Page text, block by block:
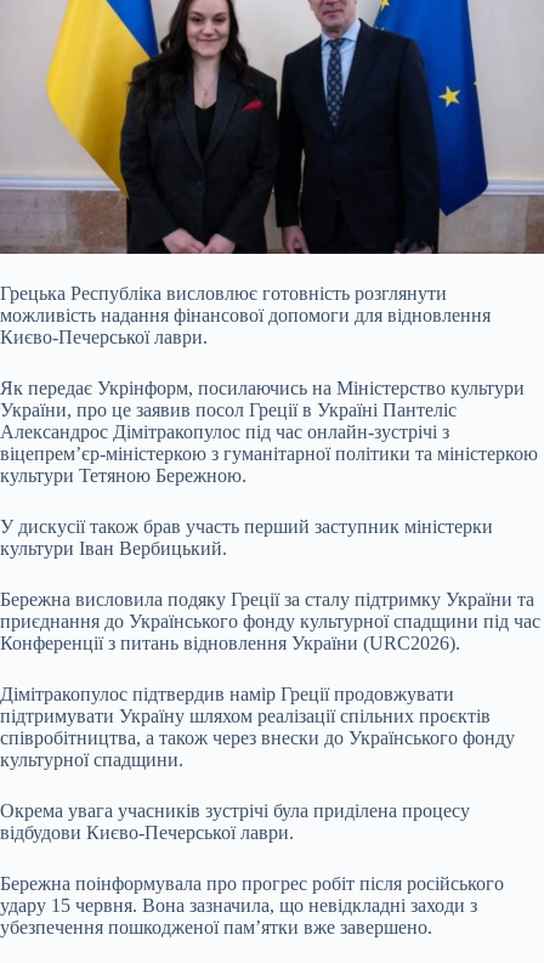
Грецька Республіка висловлює готовність розглянути
можливість надання фінансової допомоги для відновлення
Києво-Печерської лаври.
Як передає Укрінформ, посилаючись на Міністерство культури
України, про це заявив посол Греції в Україні Пантеліс
Александрос Дімітракопулос під час онлайн-зустрічі з
віцепрем’єр-міністеркою з гуманітарної політики та міністеркою
культури Тетяною Бережною.
У дискусії також брав участь перший заступник міністерки
культури Іван Вербицький.
Бережна висловила подяку Греції за сталу підтримку України та
приєднання до Українського фонду культурної спадщини під час
Конференції з питань відновлення України (URC2026).
Дімітракопулос підтвердив намір Греції продовжувати
підтримувати Україну шляхом реалізації спільних проєктів
співробітництва, а також через внески до Українського фонду
культурної спадщини.
Окрема увага учасників зустрічі була приділена процесу
відбудови Києво-Печерської лаври.
Бережна поінформувала про прогрес робіт після російського
удару 15 червня. Вона зазначила, що невідкладні заходи з
убезпечення пошкодженої пам’ятки вже завершено.